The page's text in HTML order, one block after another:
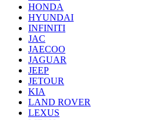
HONDA
HYUNDAI
INFINITI
JAC
JAECOO
JAGUAR
JEEP
JETOUR
KIA
LAND ROVER
LEXUS